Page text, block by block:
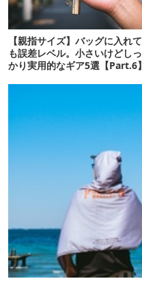
【親指サイズ】バッグに入れて
も誤差レベル。小さいけどしっ
かり実用的なギア5選【Part.6】